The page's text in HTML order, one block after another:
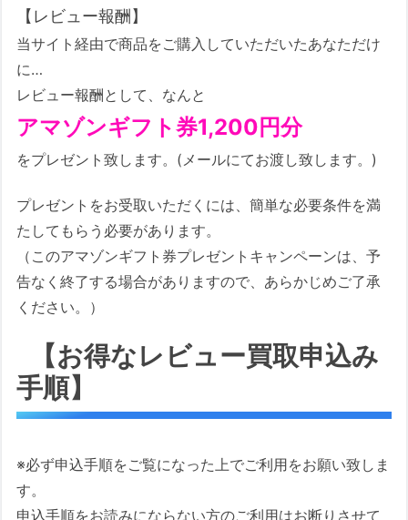
【レビュー報酬】
当サイト経由で商品をご購入していただいたあなただけ
に…
レビュー報酬として、なんと
アマゾンギフト券1,200円分
をプレゼント致します。(メールにてお渡し致します。)
プレゼントをお受取いただくには、簡単な必要条件を満
たしてもらう必要があります。
（このアマゾンギフト券プレゼントキャンペーンは、予
告なく終了する場合がありますので、あらかじめご了承
ください。）
【お得なレビュー買取申込み
手順】
※必ず申込手順をご覧になった上でご利用をお願い致しま
す。
申込手順をお読みにならない方のご利用はお断りさせて